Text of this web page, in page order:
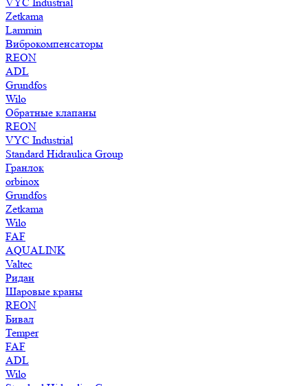
Zetkama
Lammin
Виброкомпенсаторы
REON
ADL
Grundfos
Wilo
Обратные клапаны
REON
VYC Industrial
Standard Hidraulica Group
Гранлок
orbinox
Grundfos
Zetkama
Wilo
FAF
AQUALINK
Valtec
Ридан
Шаровые краны
REON
Бивал
Temper
FAF
ADL
Wilo